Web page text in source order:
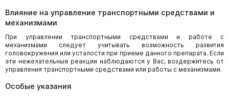
Влияние на управление транспортными средствами и
механизмами
При управлении транспортными средствами и работе с
механизмами следует учитывать возможность развития
головокружения или усталости при приеме данного препарата. Если
эти нежелательные реакции наблюдаются у Вас, воздержитесь от
управления транспортными средствами или работы с механизмами.
Особые указания